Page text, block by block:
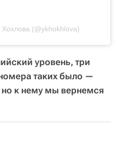
(@ykhokhlova)
уровень, три
таких было —
к нему мы вернемся